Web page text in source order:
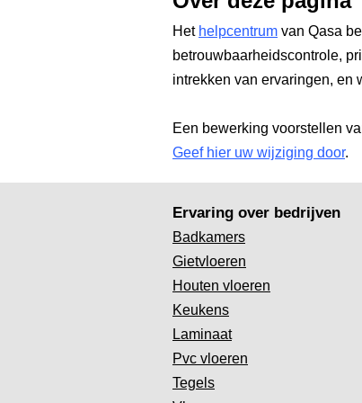
Het helpcentrum van Qasa
betrouwbaarheidscontrole,
intrekken van ervaringen, en
Een bewerking voorstellen
Geef hier uw wijziging door.
Ervaring over bedrijven
Badkamers
Gietvloeren
Houten vloeren
Keukens
Laminaat
Pvc vloeren
Tegels